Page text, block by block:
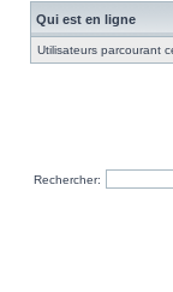
Qui est en ligne
Utilisateurs parcourant
Rechercher: